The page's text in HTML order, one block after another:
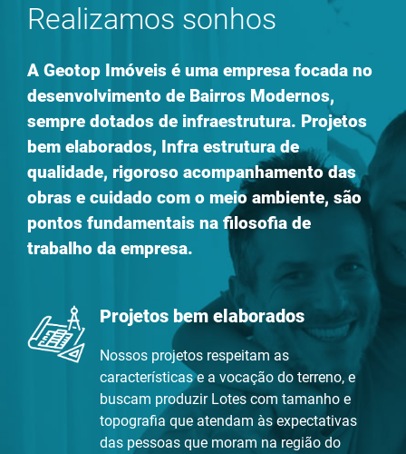
Realizamos sonhos
A Geotop Imóveis é uma empresa focada no
desenvolvimento de Bairros Modernos,
sempre dotados de infraestrutura. Projetos
bem elaborados, Infra estrutura de
qualidade, rigoroso acompanhamento das
obras e cuidado com o meio ambiente, são
pontos fundamentais na filosofia de
trabalho da empresa.
Projetos bem elaborados
Nossos projetos respeitam as
características e a vocação do terreno, e
buscam produzir Lotes com tamanho e
topografia que atendam às expectativas
das pessoas que moram na região do